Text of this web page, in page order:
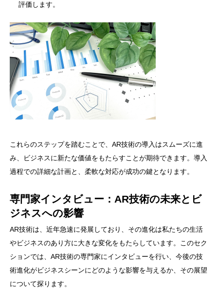
評価します。
これらのステップを踏むことで、AR技術の導入はスムーズに進
み、ビジネスに新たな価値をもたらすことが期待できます。導入
過程での詳細な計画と、柔軟な対応が成功の鍵となります。
専門家インタビュー：AR技術の未来とビ
ジネスへの影響
AR技術は、近年急速に発展しており、その進化は私たちの生活
やビジネスのあり方に大きな変化をもたらしています。このセク
ションでは、AR技術の専門家にインタビューを行い、今後の技
術進化がビジネスシーンにどのような影響を与えるか、その展望
について探ります。